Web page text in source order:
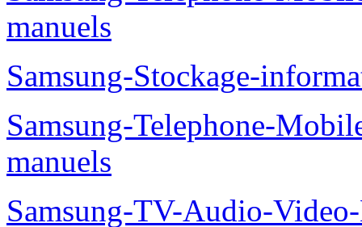
Samsung-Informatique-
300E5A-NP300E5A-
Samsung-
RVXMHF050EA-manuels
Samsung-Telephone-